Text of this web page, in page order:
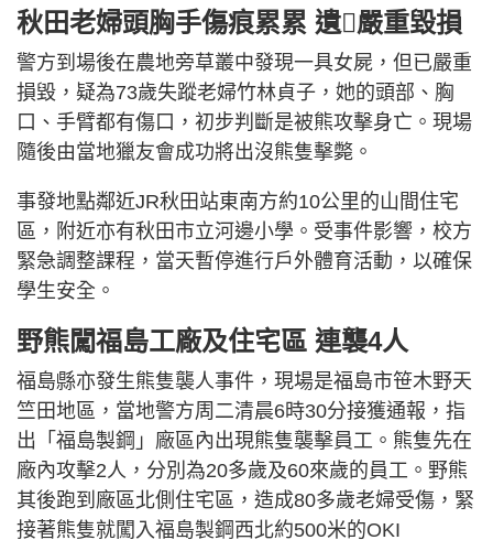
秋田老婦頭胸手傷痕累累 遺𩪼嚴重毀損
警方到場後在農地旁草叢中發現一具女屍，但已嚴重
損毀，疑為73歲失蹤老婦竹林貞子，她的頭部、胸
口、手臂都有傷口，初步判斷是被熊攻擊身亡。現場
隨後由當地獵友會成功將出沒熊隻擊斃。
事發地點鄰近JR秋田站東南方約10公里的山間住宅
區，附近亦有秋田市立河邊小學。受事件影響，校方
緊急調整課程，當天暫停進行戶外體育活動，以確保
學生安全。
野熊闖福島工廠及住宅區 連襲4人
福島縣亦發生熊隻襲人事件，現場是福島市笹木野天
竺田地區，當地警方周二清晨6時30分接獲通報，指
出「福島製鋼」廠區內出現熊隻襲擊員工。熊隻先在
廠內攻擊2人，分別為20多歲及60來歲的員工。野熊
其後跑到廠區北側住宅區，造成80多歲老婦受傷，緊
接著熊隻就闖入福島製鋼西北約500米的OKI